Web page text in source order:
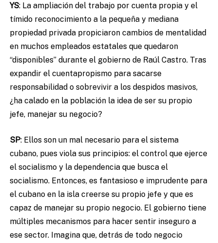
YS: La ampliación del trabajo por cuenta propia y el
tímido reconocimiento a la pequeña y mediana
propiedad privada propiciaron cambios de mentalidad
en muchos empleados estatales que quedaron
“disponibles” durante el gobierno de Raúl Castro. Tras
expandir el cuentapropismo para sacarse
responsabilidad o sobrevivir a los despidos masivos,
¿ha calado en la población la idea de ser su propio
jefe, manejar su negocio?
SP: Ellos son un mal necesario para el sistema
cubano, pues viola sus principios: el control que ejerce
el socialismo y la dependencia que busca el
socialismo. Entonces, es fantasioso e imprudente para
el cubano en la isla creerse su propio jefe y que es
capaz de manejar su propio negocio. El gobierno tiene
múltiples mecanismos para hacer sentir inseguro a
ese sector. Imagina que, detrás de todo negocio